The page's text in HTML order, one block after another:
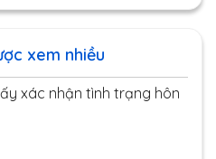
xem nhiều
xác nhận tình trạng hôn